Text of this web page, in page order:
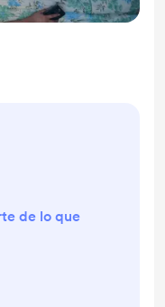
de lo que